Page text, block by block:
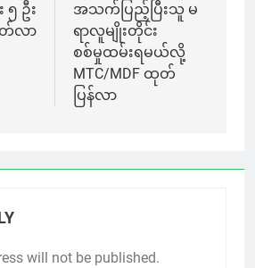
၅ ဦး
တ်လာ
အသက်ပြည့်ပြီးသူ မ
ရာလူမျိုးတိုင်း
စစ်မှုထမ်းရမယ်လို့
MTC/MDF ထုတ်
ပြန်လာ
will not be published.